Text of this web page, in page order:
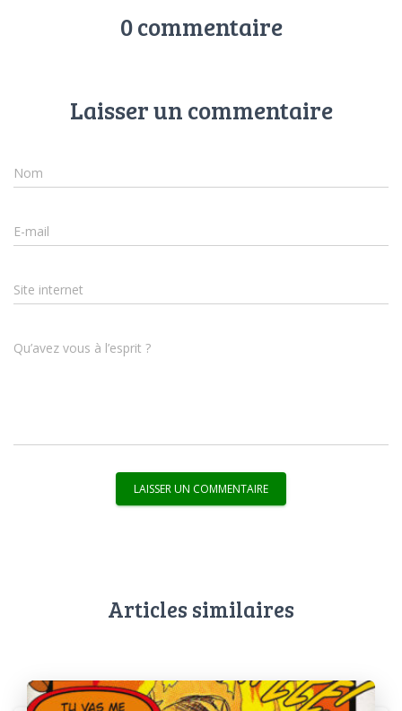
0 commentaire
Laisser un commentaire
Nom
E-mail
Site internet
Qu’avez vous à l’esprit ?
Articles similaires